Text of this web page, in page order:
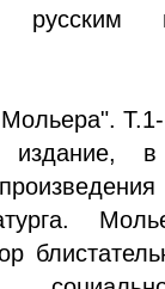
русским
издание, в